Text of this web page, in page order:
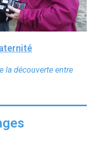
la découverte entre